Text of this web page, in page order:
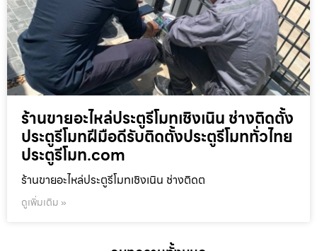
ร้านขายอะไหล่ประตูรีโมทเชิงเนิน ช่างติดตั้ง
ประตูรีโมทฝีมือดีรับติดตั้งประตูรีโมททั่วไทย
ประตูรีโมท.com
ร้านขายอะไหล่ประตูรีโมทเชิงเนิน ช่างติดต
ดูเพิ่มเติม »